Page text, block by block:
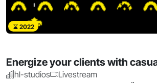
2022
Energize your clients with
hl-studios
Livestream